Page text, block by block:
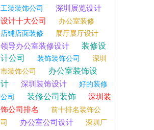
工装装饰公司
深圳展览设计
设计十大公司
办公室装修
店铺店面装修
展厅展厅设计
领导办公室装修设计
装修设
计公司
装饰装饰公司
深圳
市装饰公司
办公室装饰设
计
深圳装饰设计
好的装修
公司
装修公司装饰
深圳装
饰公司排名
前十排名装饰公
司
办公室公司设计
深圳厂